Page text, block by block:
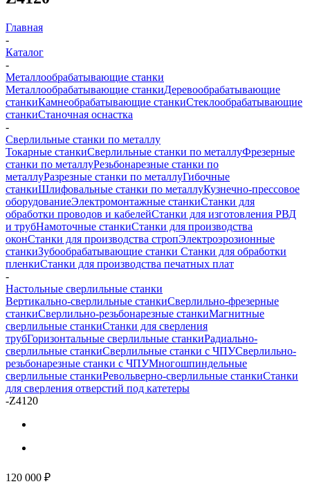
Главная
-
Каталог
-
Металлообрабатывающие станки
Металлообрабатывающие станкиДеревообрабатывающие
станкиКамнеобрабатывающие станкиСтеклообрабатывающие
станкиСтаночная оснастка
-
Сверлильные станки по металлу
Токарные станкиСверлильные станки по металлуФрезерные
станки по металлуРезьбонарезные станки по
металлуРазрезные станки по металлуГибочные
станкиШлифовальные станки по металлуКузнечно-прессовое
оборудованиеЭлектромонтажные станкиСтанки для
обработки проводов и кабелейСтанки для изготовления РВД
и трубНамоточные станкиСтанки для производства
оконСтанки для производства стропЭлектроэрозионные
станкиЗубообрабатывающие станки Станки для обработки
пленкиСтанки для производства печатных плат
-
Настольные сверлильные станки
Вертикально-сверлильные станкиСверлильно-фрезерные
станкиСверлильно-резьбонарезные станкиМагнитные
сверлильные станкиСтанки для сверления
трубГоризонтальные сверлильные станкиРадиально-
сверлильные станкиСверлильные станки с ЧПУСверлильно-
резьбонарезные станки с ЧПУМногошпиндельные
сверлильные станкиРевольверно-сверлильные станкиСтанки
для сверления отверстий под катетеры
-Z4120
120 000 ₽